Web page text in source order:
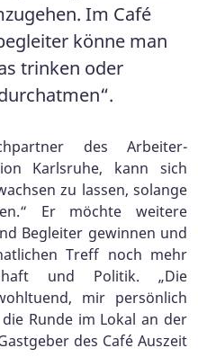
Im Café
könne man
trinken oder
des Arbeiter-
Karlsruhe, kann sich
zu lassen, solange
Er möchte weitere
Begleiter gewinnen und
Treff noch mehr
und Politik. „Die
mir persönlich
Runde im Lokal an der
des Café Auszeit